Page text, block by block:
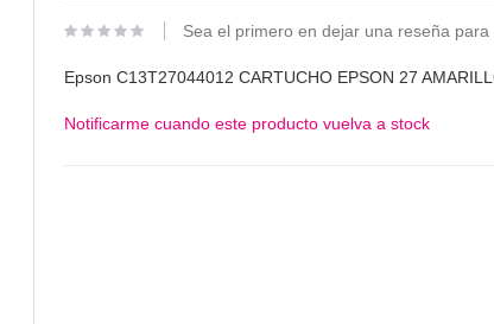
Sea el primero en dejar una reseña
Epson C13T27044012 CARTUCHO EPSON 27
Notificarme cuando este producto vuelva a stock